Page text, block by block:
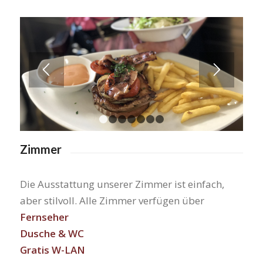
1 3 4 5 6 7
Zimmer
Die Ausstattung unserer Zimmer ist einfach,
aber stilvoll. Alle Zimmer verfügen über
Fernseher
Dusche & WC
Gratis W-LAN